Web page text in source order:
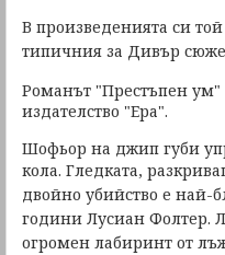
В произведенията си
типичния за Дивър
Романът "Престъпен ум"
издателство "Ера".
Шофьор на джип губи
кола. Гледката,
двойно убийство е най-
години Лусиан Фолтер.
огромен лабиринт от